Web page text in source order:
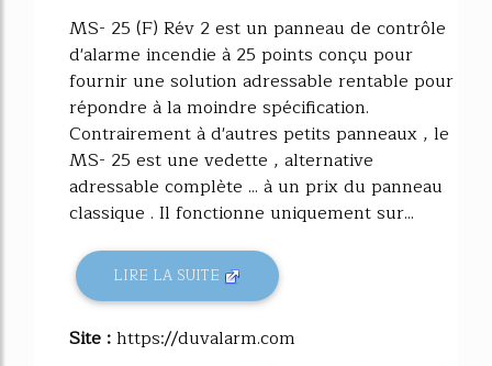
MS- 25 (F) Rév 2 est un panneau de contrôle
d'alarme incendie à 25 points conçu pour
fournir une solution adressable rentable pour
répondre à la moindre spécification.
Contrairement à d'autres petits panneaux , le
MS- 25 est une vedette , alternative
adressable complète ... à un prix du panneau
classique . Il fonctionne uniquement sur...
LIRE LA SUITE
Site :https://duvalarm.com